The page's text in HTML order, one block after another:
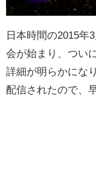
日本時間の2015年
会が始まり、つい
詳細が明らかにな
配信されたので、